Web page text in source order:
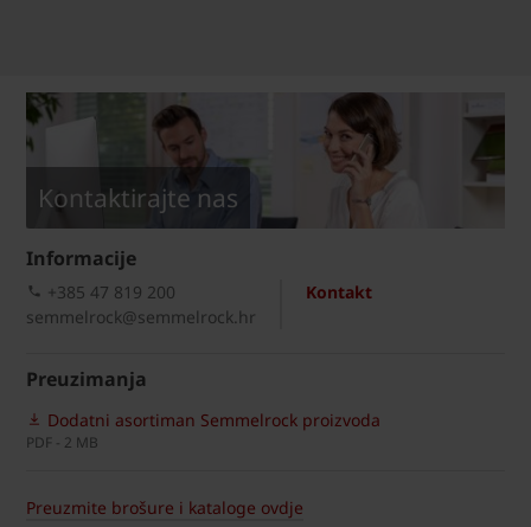
Kontaktirajte nas
Informacije
Kontakt
+385 47 819 200​
semmelrock@semmelrock.hr
Preuzimanja
Dodatni asortiman Semmelrock proizvoda
PDF - 2 MB
Preuzmite brošure i kataloge ovdje